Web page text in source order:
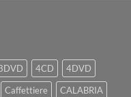
4CD
4DVD
Caffettiere
CALABRIA